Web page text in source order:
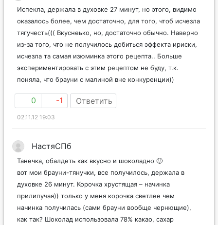
Испекла, держала в духовке 27 минут, но этого, видимо
оказалось более, чем достаточно, для того, чтоб исчезла
тягучесть((( Вкуснеько, но, достаточно обычно. Наверно
из-за того, что не получилось добиться эффекта ириски,
исчезла та самая изюминка этого рецепта.. Больше
экспериментировать с этим рецептом не буду, т.к.
поняла, что брауни с малиной вне конкуренции))
0 -1 Ответить
02.11.12 19:03
НастяСПб
Танечка, обалдеть как вкусно и шоколадно 🙂
вот мои брауни-тянучки, все получилось, держала в
духовке 26 минут. Корочка хрустящая – начинка
прилипучая)) только у меня корочка светлее чем
начинка получилась (сами брауни вообще чернющие),
как так? Шоколад использовала 78% какао, сахар